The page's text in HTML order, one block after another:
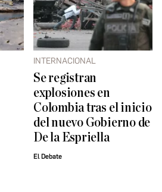
INTERNACIONAL
Se registran
explosiones en
Colombia tras el inicio
del nuevo Gobierno de
De la Espriella
El Debate